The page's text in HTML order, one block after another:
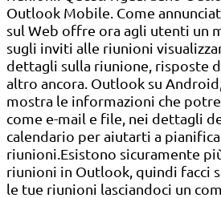
Outlook Mobile. Come
sul Web offre ora agli utenti un
sugli inviti alle riunioni
dettagli sulla riunione, risposte
altro ancora. Outlook su
mostra le informazioni che
come e-mail e file, nei dettagli
calendario per aiutarti a
riunioni.Esistono sicuramente
riunioni in Outlook, quindi facci
le tue riunioni lasciandoci un